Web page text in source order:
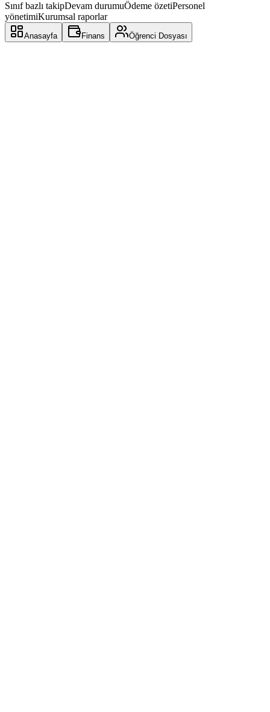
Sınıf bazlı takipDevam durumuÖdeme özetiPersonel
yönetimiKurumsal raporlar
Anasayfa Finans Öğrenci Dosyası